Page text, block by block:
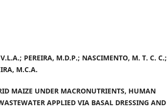
PEREIRA, M.D.P.; NASCIMENTO, M. T. C. C.;
M.C.A.
MAIZE UNDER MACRONUTRIENTS, HUMAN
APPLIED VIA BASAL DRESSING AND